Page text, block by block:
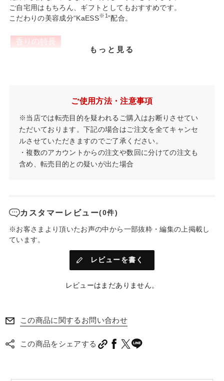
ご自宅用はもちろん、ギフトとしてもおすすめです。
こだわりの美容成分“KaESS※1”配合。
香りの特長
甘くとろける本物の果実のようなフレッシュな桃の香り。
べたつかず、肌のすみずみ ※2までうるおいで満たす、とろける
秘密は独自の乳化によるもの。クリームを塗り広げることで、
原料である水と油分に戻る特長を活かし実現しました。
やわらかなクリームが水のようにすっと手肌になじみ、しっと
りうるおうのに、つけていることを感じさせません。
お料理の前、小さなお子様、ペットに触れるときも気になりま
す。
※1:KaESS（保湿成分）…
金箔に欠かせない箔打紙を仕込むために使われる〝和のエキス〟をヒントに開発
した美容成分。カキ葉エキス、加水分解卵殻膜、ダイズステロール（いずれも保
湿成分）の複合美容成分。
もっと見る
ご使用方法・注意事項
※当店では転売目的を疑われるご購入はお断りさせてい
ただいております。下記の場合はご注文を全てキャンセ
ルさせていただきますのでご了承ください。
・複数のアカウントからの注文や数回に分けての注文も
含め、転売目的との疑いが出た場合
カスタマーレビュー(0件)
※お客さまより頂いたお声の中から一部抜粋・編集の上掲載し
ています。
レビューを書く
レビューはまだありません。
この商品に関するお問い合わせ
この商品をシェアする